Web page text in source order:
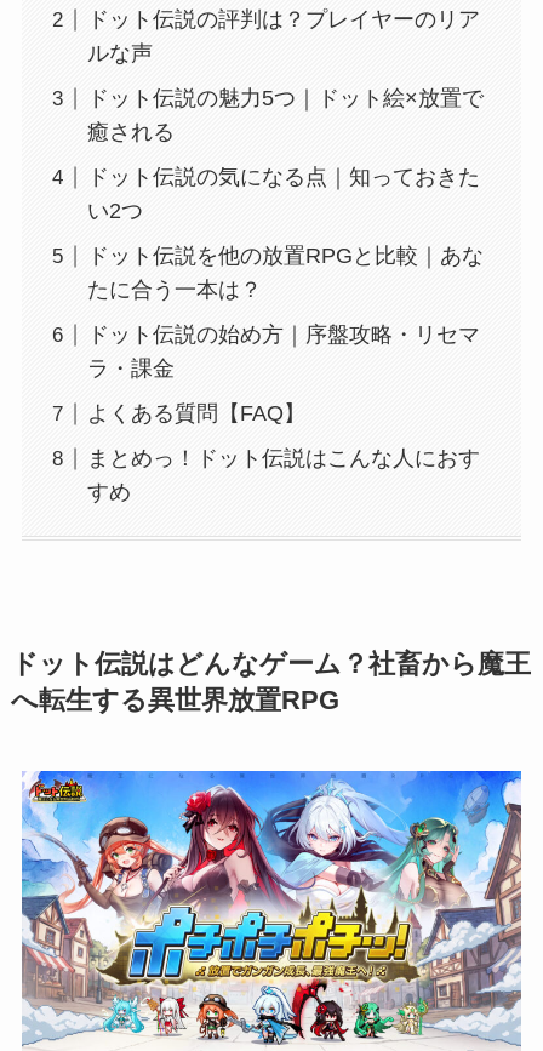
ドット伝説の評判は？プレイヤーのリア
ルな声
ドット伝説の魅力5つ｜ドット絵×放置で
癒される
ドット伝説の気になる点｜知っておきた
い2つ
ドット伝説を他の放置RPGと比較｜あな
たに合う一本は？
ドット伝説の始め方｜序盤攻略・リセマ
ラ・課金
よくある質問【FAQ】
まとめっ！ドット伝説はこんな人におす
すめ
ドット伝説はどんなゲーム？社畜から魔王
へ転生する異世界放置RPG